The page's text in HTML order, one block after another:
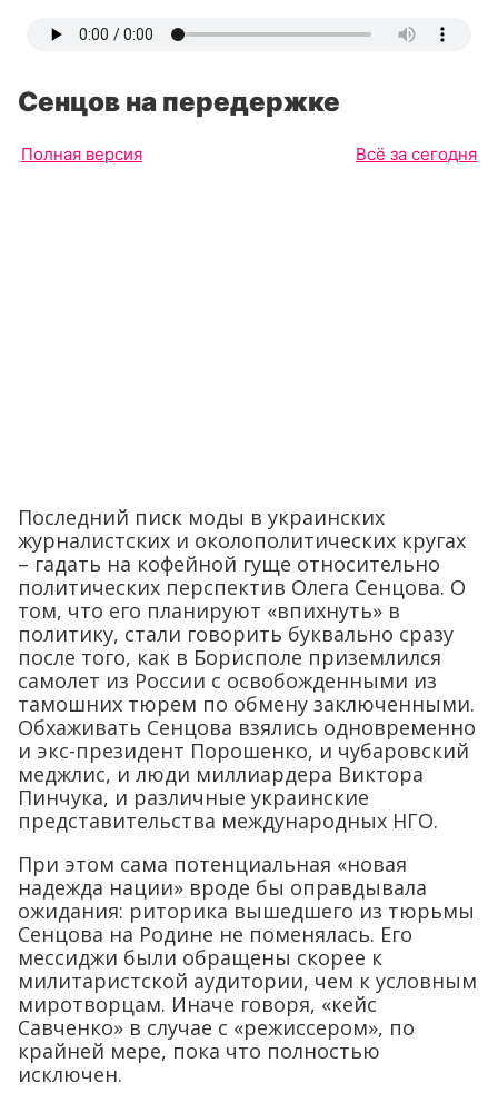
Сенцов на передержке
Полная версия Всё за сегодня
Последний писк моды в украинских
журналистских и околополитических кругах
– гадать на кофейной гуще относительно
политических перспектив Олега Сенцова. О
том, что его планируют «впихнуть» в
политику, стали говорить буквально сразу
после того, как в Борисполе приземлился
самолет из России с освобожденными из
тамошних тюрем по обмену заключенными.
Обхаживать Сенцова взялись одновременно
и экс-президент Порошенко, и чубаровский
меджлис, и люди миллиардера Виктора
Пинчука, и различные украинские
представительства международных НГО.
При этом сама потенциальная «новая
надежда нации» вроде бы оправдывала
ожидания: риторика вышедшего из тюрьмы
Сенцова на Родине не поменялась. Его
мессиджи были обращены скорее к
милитаристской аудитории, чем к условным
миротворцам. Иначе говоря, «кейс
Савченко» в случае с «режиссером», по
крайней мере, пока что полностью
исключен.